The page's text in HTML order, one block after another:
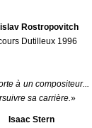
Rostropovitch
Dutilleux 1996
à un compositeur...
sa carrière.»
Isaac Stern